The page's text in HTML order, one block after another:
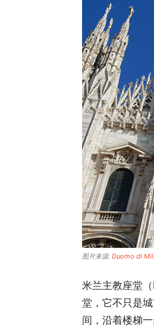
图片来源: Duomo di
米兰主教座堂
堂，它不只是
间，沿着楼梯